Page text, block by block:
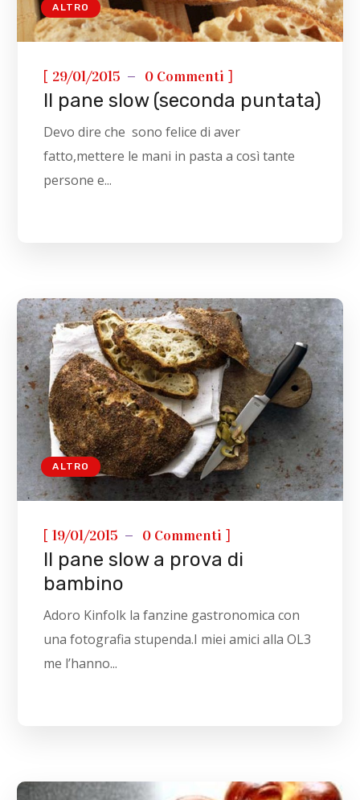
ALTRO
[ 29/01/2015 0 Commenti ]
Il pane slow (seconda puntata)
Devo dire che sono felice di aver
fatto,mettere le mani in pasta a così tante
persone e...
ALTRO
[19/01/2015 0 Commenti ]
Il pane slow a prova di
bambino
Adoro Kinfolk la fanzine gastronomica con
una fotografia stupenda.I miei amici alla OL3
me l’hanno...